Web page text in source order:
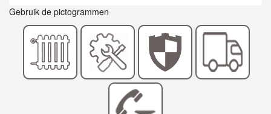
Gebruik de pictogrammen